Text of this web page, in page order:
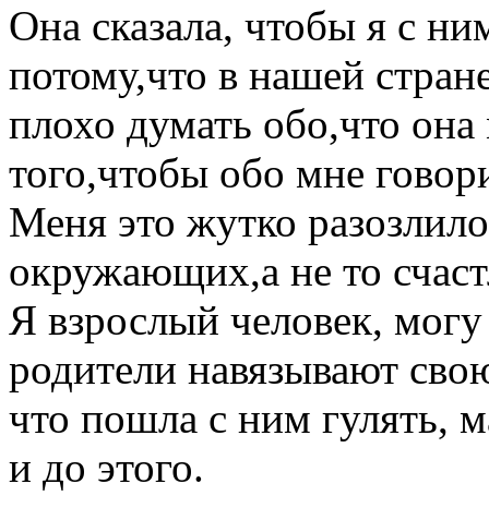
Она сказала, чтобы я с
потому,что в нашей
плохо думать обо,что
того,чтобы обо мне
Меня это жутко
окружающих,а не то
Я взрослый человек,
родители навязывают
что пошла с ним гулять,
и до этого.